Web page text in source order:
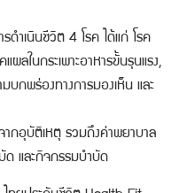
ดำเนินชีวิต 4 โรค ได้แก่ โรค
ผลในกระเพาะอาหารขั้นรุนแรง,
บกพร่องทางการมองเห็น และ
กอุบัติเหตุ รวมถึงค่าพยาบาล
และกิจกรรมบำบัด